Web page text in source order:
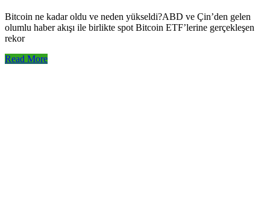
Bitcoin ne kadar oldu ve neden yükseldi?ABD ve Çin’den gelen
olumlu haber akışı ile birlikte spot Bitcoin ETF’lerine gerçekleşen
rekor
Read More